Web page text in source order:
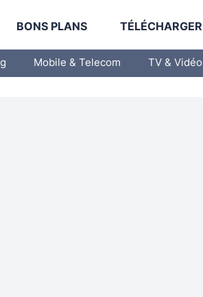
BONS PLANS TÉLÉCHARGER
Mobile & Telecom TV & Vidéo